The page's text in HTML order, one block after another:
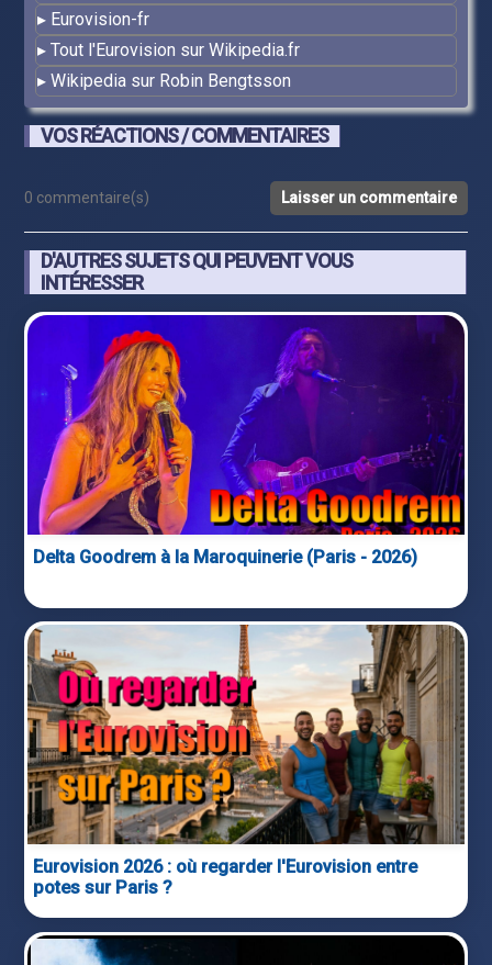
Eurovision-fr
Tout l'Eurovision sur Wikipedia.fr
Wikipedia sur Robin Bengtsson
VOS RÉACTIONS / COMMENTAIRES
0 commentaire(s) Laisser un commentaire
D'AUTRES SUJETS QUI PEUVENT VOUS
INTÉRESSER
Delta Goodrem à la Maroquinerie (Paris - 2026)
Eurovision 2026 : où regarder l'Eurovision entre
potes sur Paris ?